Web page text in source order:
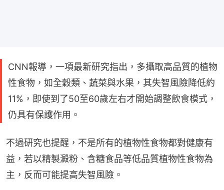
CNN報導，一項最新研究指出，多攝取高品質的植物
性食物，如全穀類、蔬菜與水果，其失智風險降低約
11%，即使到了50至60歲左右才開始調整飲食模式，
仍具有保護作用。
不過研究也提醒，不是所有的植物性食物都對健康有
益，若以精製澱粉、含糖食品等低品質植物性食物為
主，反而可能提高失智風險。